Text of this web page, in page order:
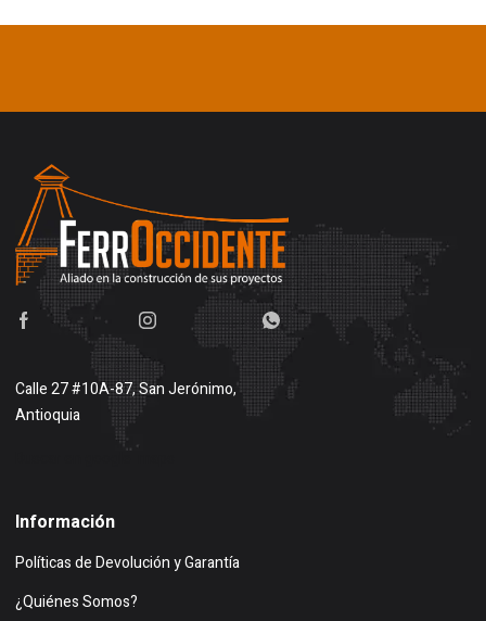
Calle 27 #10A-87, San Jerónimo,
Antioquia
Información
Políticas de Devolución y Garantía
¿Quiénes Somos?